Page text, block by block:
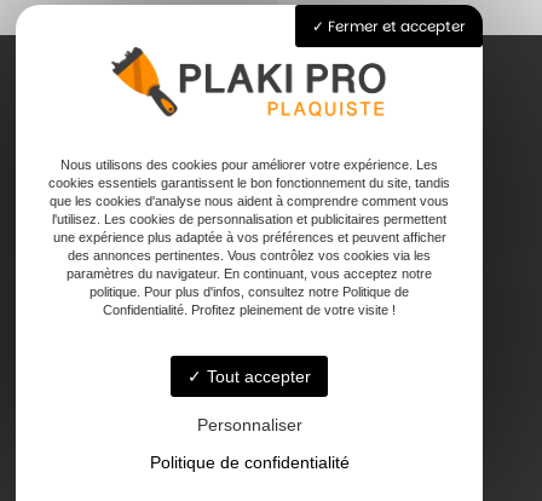
Pose de plaque de plâtre
Joints
Faux plafond
Contact
47000 Agen
Fermer et accepter
Nous utilisons des cookies pour améliorer votre expérience. Les
cookies essentiels garantissent le bon fonctionnement du site, tandis
que les cookies d'analyse nous aident à comprendre comment vous
l'utilisez. Les cookies de personnalisation et publicitaires permettent
une expérience plus adaptée à vos préférences et peuvent afficher
des annonces pertinentes. Vous contrôlez vos cookies via les
paramètres du navigateur. En continuant, vous acceptez notre
politique. Pour plus d'infos, consultez notre Politique de
Confidentialité. Profitez pleinement de votre visite !
Tout accepter
Personnaliser
Politique de confidentialité